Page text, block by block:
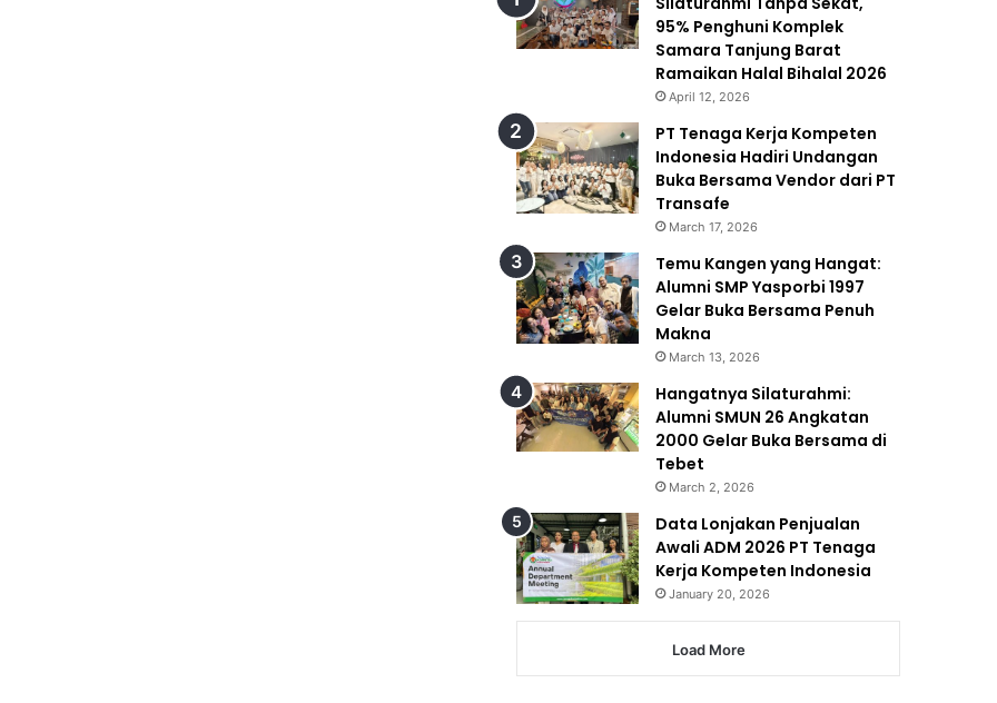
95% Penghuni Komplek
Samara Tanjung Barat
Ramaikan Halal Bihalal 2026
April 12, 2026
PT Tenaga Kerja Kompeten
Indonesia Hadiri Undangan
Buka Bersama Vendor dari PT
Transafe
March 17, 2026
Temu Kangen yang Hangat:
Alumni SMP Yasporbi 1997
Gelar Buka Bersama Penuh
Makna
March 13, 2026
Hangatnya Silaturahmi:
Alumni SMUN 26 Angkatan
2000 Gelar Buka Bersama di
Tebet
March 2, 2026
Data Lonjakan Penjualan
Awali ADM 2026 PT Tenaga
Kerja Kompeten Indonesia
January 20, 2026
Load More